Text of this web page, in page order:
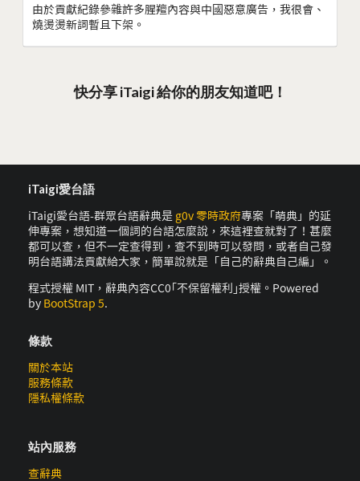
由於貢獻紀錄參雜許多腥羶內容與中國惡意廣告，我很會、
燒燙燙新詞暫且下架。
快分享 iTaigi 給你的朋友知道吧！
iTaigi愛台語
iTaigi愛台語-群眾台語辭典是 g0v 零時政府專案「萌典」的延
伸專案，想知道一個詞的台語怎麼說，來這裡查就對了！甚麼
都可以查，但不一定查得到，查不到時可以發問，或者自己發
明台語講法貢獻給大家，簡單說就是「自己的辭典自己編」。
程式授權 MIT，辭典內容CC0｢不保留權利｣授權。Powered
by BootStrap 5.
條款
關於本站
服務條款
隱私權條款
站內服務
查辭典